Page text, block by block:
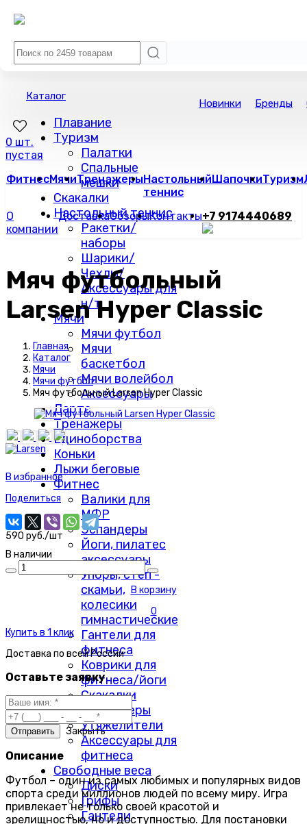
Каталог
Плавание
Туризм
Палатки
Спальные
мешки
Скакалки
Настольный теннис
Ракетки/
наборы
Шарики/
Чехлы/
Аксессуары для
н/т
Мячи
Мячи футбол
Мячи
баскетбол
Мячи волейбол
Аксессуары
Дартс
Тренажеры
Единоборства
Коньки
Лыжи беговые
Фитнес
Валики для
МФР
Эспандеры
Йоги, пилатес
аксессуары
Упоры, степ -
скамьи,
колесики
гимнастические
Гантели для
фитнеса
Коврики для
фитнеса/йоги
Скакалки
Массажеры
Утяжелители
Аксессуары для
фитнеса
Свободные веса
Диски
Грифы
Гантели
Новинки Бренды
0 шт.
пустая
ФитнесМячиТренажерыНастольный
теннис
ШапочкиТуризм
О
компании
ДоставкаОбзорыКонтакты+7 9174440689
Мяч футбольный
Larsen Hyper Classic
Главная
Каталог
Мячи
Мячи футбол
Мяч футбольный Larsen Hyper Classic
В избранное
Поделиться
590 руб./шт
В наличии
В корзину
0
Купить в 1 клик
Доставка по всей России
Оставьте заявку
Закрыть
Описание
Футбол – один из самых любимых и популярных видов
спорта среди миллионов людей по всему миру. Игра
привлекает не только своей красотой и
зрелищностью, но и доступностью. Для постановки